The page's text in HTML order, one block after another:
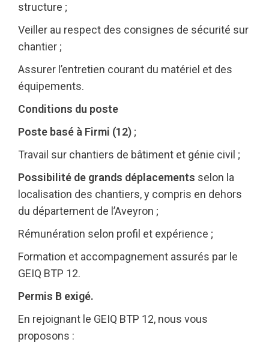
structure ;
Veiller au respect des consignes de sécurité sur
chantier ;
Assurer l’entretien courant du matériel et des
équipements.
Conditions du poste
Poste basé à Firmi (12) ;
Travail sur chantiers de bâtiment et génie civil ;
Possibilité de grands déplacements selon la
localisation des chantiers, y compris en dehors
du département de l’Aveyron ;
Rémunération selon profil et expérience ;
Formation et accompagnement assurés par le
GEIQ BTP 12.
Permis B exigé.
En rejoignant le GEIQ BTP 12, nous vous
proposons :